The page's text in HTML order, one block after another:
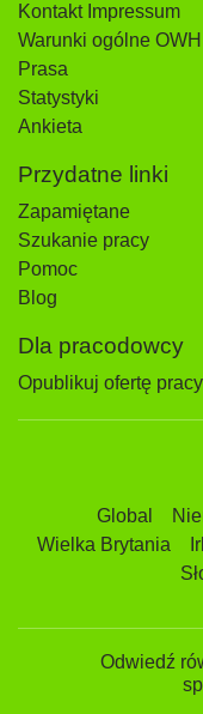
Kontakt Impressum
Warunki ogólne OWH
Prasa
Statystyki
Ankieta
Przydatne linki
Zapamiętane
Szukanie pracy
Pomoc
Blog
Dla pracodowcy
Opublikuj ofertę pracy
Global
Wielka Brytania
Odwiedź